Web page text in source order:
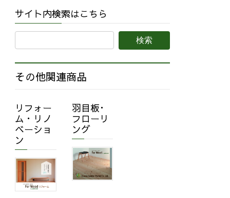
サイト内検索はこちら
その他関連商品
リフォー
ム・リノ
ベーショ
ン
羽目板･
フローリ
ング